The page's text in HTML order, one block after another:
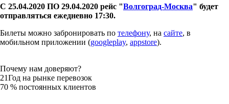
С 25.04.2020 ПО 29.04.2020 рейс "Волгоград-Москва" будет
отправляться ежедневно 17:30.
Билеты можно забронировать по телефону, на сайте, в
мобильном приложении (googleplay, appstore).
Почему нам доверяют?
21Год на рынке перевозок
70 % постоянных клиентов